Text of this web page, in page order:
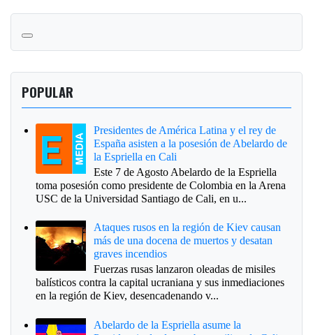
POPULAR
Presidentes de América Latina y el rey de
España asisten a la posesión de Abelardo de
la Espriella en Cali
Este 7 de Agosto Abelardo de la Espriella
toma posesión como presidente de Colombia en la Arena
USC de la Universidad Santiago de Cali, en u...
Ataques rusos en la región de Kiev causan
más de una docena de muertos y desatan
graves incendios
Fuerzas rusas lanzaron oleadas de misiles
balísticos contra la capital ucraniana y sus inmediaciones
en la región de Kiev, desencadenando v...
Abelardo de la Espriella asume la